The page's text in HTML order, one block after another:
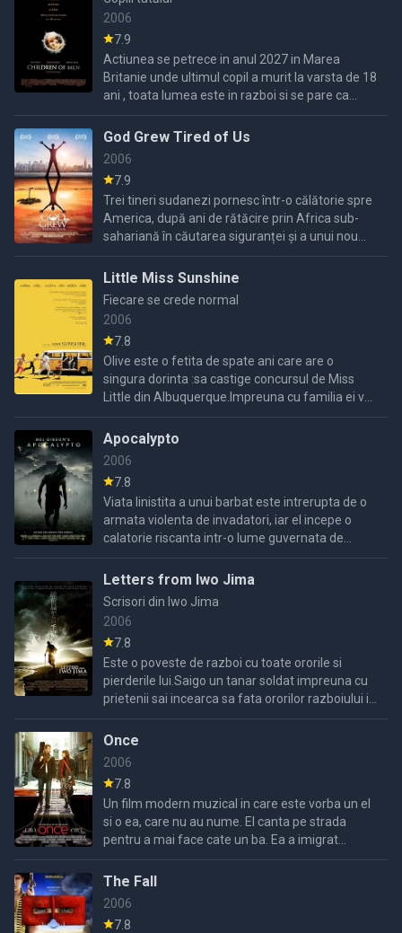
2006
7.9
Actiunea se petrece in anul 2027 in Marea
Britanie unde ultimul copil a murit la varsta de 18
ani , toata lumea este in razboi si se pare ca
lumea devine tot mai rea.Dar o tanara femei
ramane ...
God Grew Tired of Us
2006
7.9
Trei tineri sudanezi pornesc într-o călătorie spre
America, după ani de rătăcire prin Africa sub-
sahariană în căutarea siguranței și a unui nou
început.
Little Miss Sunshine
Fiecare se crede normal
2006
7.8
Olive este o fetita de spate ani care are o
singura dorinta :sa castige concursul de Miss
Little din Albuquerque.Impreuna cu familia ei va
pleca intr o calatorie plina de aventuri unde
fiecare membrul ...
Apocalypto
2006
7.8
Viata linistita a unui barbat este intrerupta de o
armata violenta de invadatori, iar el incepe o
calatorie riscanta intr-o lume guvernata de
teama si opresiune, in care un final chinuitor il
Letters from Iwo Jima
Scrisori din Iwo Jima
2006
7.8
Este o poveste de razboi cu toate ororile si
pierderile lui.Saigo un tanar soldat impreuna cu
prietenii sai incearca sa fata ororilor razboiului in
care sunt implicati.Ei vor descoperi putere, ...
Once
2006
7.8
Un film modern muzical in care este vorba un el
si o ea, care nu au nume. El canta pe strada
pentru a mai face cate un ba. Ea a imigrat
recent in Irlanda din Cehia.
The Fall
2006
7.8